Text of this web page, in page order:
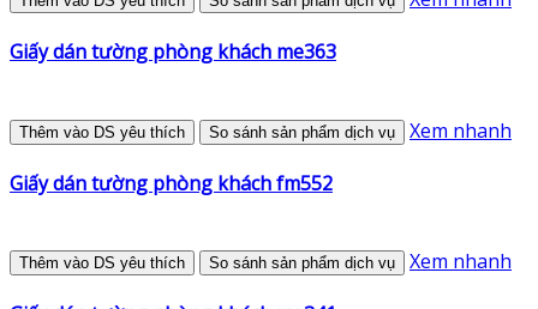
Giấy dán tường phòng khách me363
Thêm vào DS yêu thích So sánh sản phẩm dịch vụ Xem nhanh
Giấy dán tường phòng khách fm552
Thêm vào DS yêu thích So sánh sản phẩm dịch vụ Xem nhanh